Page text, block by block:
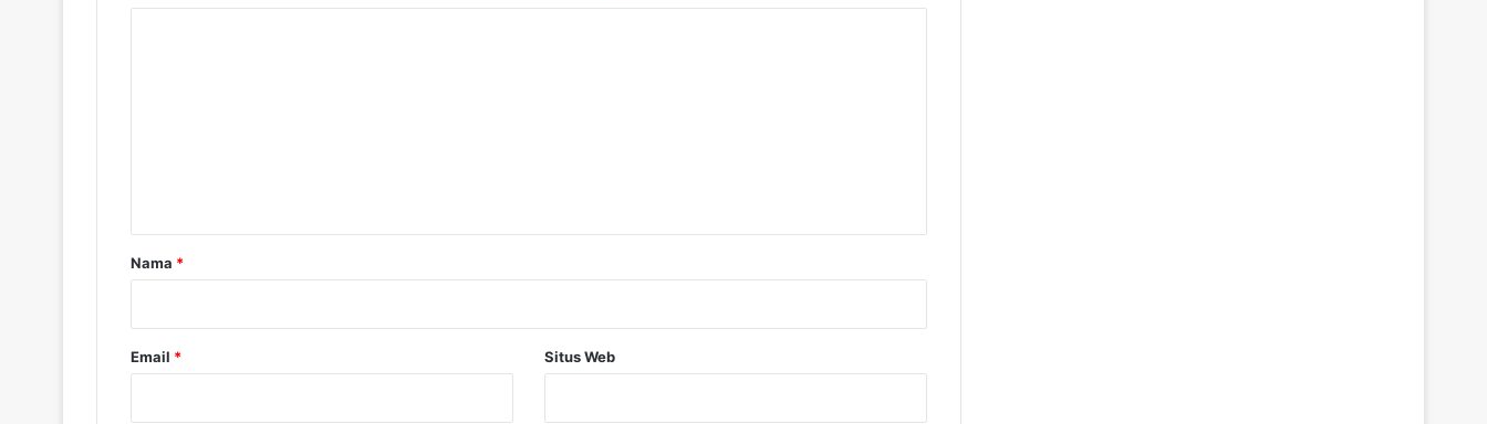
rNama *
Email * Situs Web